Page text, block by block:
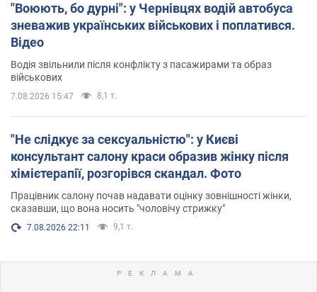
"Воюють, бо дурні": у Чернівцях водій автобуса
зневажив українських військових і поплатився.
Відео
Водія звільнили після конфлікту з пасажирами та образ
військових
7.08.2026 15:47 8,1 т.
"Не слідкує за сексуальністю": у Києві
консультант салону краси образив жінку після
хімієтерапії, розгорівся скандал. Фото
Працівник салону почав надавати оцінку зовнішності жінки,
сказавши, що вона носить "чоловічу стрижку"
7.08.2026 22:11 9,1 т.